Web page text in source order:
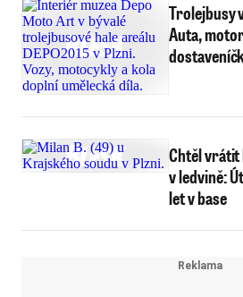
Trolejbusy
Auta,
Chtěl vrátit
v ledvině:
let v base